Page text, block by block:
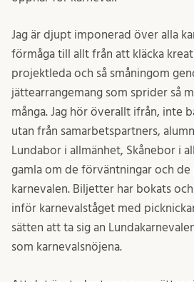
Jag är djupt imponerad över alla
förmåga till allt från att kläcka
projektleda och så småningom
jättearrangemang som sprider så
många. Jag hör överallt ifrån, inte
utan från samarbetspartners,
Lundabor i allmänhet, Skånebor i
gamla om de förväntningar och
karnevalen. Biljetter har bokats
inför karnevalståget med
sätten att ta sig an
som karnevalsnöjena.